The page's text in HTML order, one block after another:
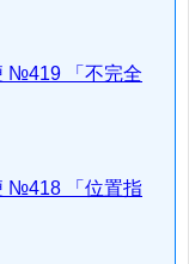
№419 「不完全
№418 「位置指